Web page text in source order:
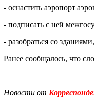
- оснастить аэропорт
- подписать с ней
- разобраться со
Ранее сообщалось, что
Новости от